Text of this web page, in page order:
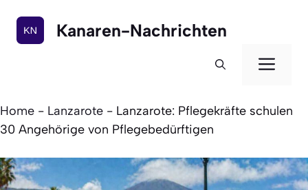
Inhalt
springen
Kanaren-Nachrichten
Home - Lanzarote - Lanzarote: Pflegekräfte schulen
30 Angehörige von Pflegebedürftigen